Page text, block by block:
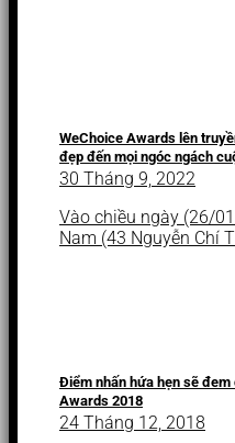
WeChoice Awards lên
đẹp đến mọi ngóc ngách
30 Tháng 9, 2022
Vào chiều ngày (26/
Nam (43 Nguyễn Chí
Điểm nhấn hứa hẹn sẽ
Awards 2018
24 Tháng 12, 2018